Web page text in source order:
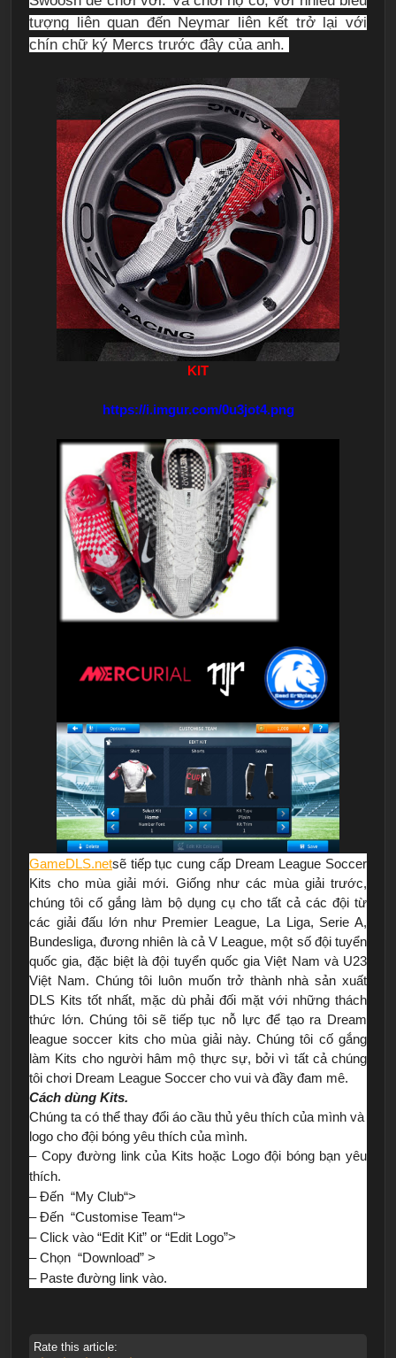
tượng liên quan đến Neymar liên kết trở lại với
chín chữ ký Mercs trước đây của anh.
KIT
https://i.imgur.com/0u3jot4.png
GameDLS.netsẽ tiếp tục cung cấp Dream League Soccer
Kits cho mùa giải mới. Giống như các mùa giải trước,
chúng tôi cố gắng làm bộ dụng cụ cho tất cả các đội từ
các giải đấu lớn như Premier League, La Liga, Serie A,
Bundesliga, đương nhiên là cả V League, một số đội tuyển
quốc gia, đặc biệt là đội tuyển quốc gia Việt Nam và U23
Việt Nam. Chúng tôi luôn muốn trở thành nhà sản xuất
DLS Kits tốt nhất, mặc dù phải đối mặt với những thách
thức lớn. Chúng tôi sẽ tiếp tục nỗ lực để tạo ra Dream
league soccer kits cho mùa giải này. Chúng tôi cố gắng
làm Kits cho người hâm mộ thực sự, bởi vì tất cả chúng
tôi chơi Dream League Soccer cho vui và đầy đam mê.
Cách dùng Kits.
Chúng ta có thể thay đổi áo cầu thủ yêu thích của mình và
logo cho đội bóng yêu thích của mình.
– Copy đường link của Kits hoặc Logo đội bóng bạn yêu
thích.
– Đến “My Club“>
– Đến “Customise Team“>
– Click vào “Edit Kit” or “Edit Logo”>
– Chọn “Download” >
– Paste đường link vào.
Rate this article: